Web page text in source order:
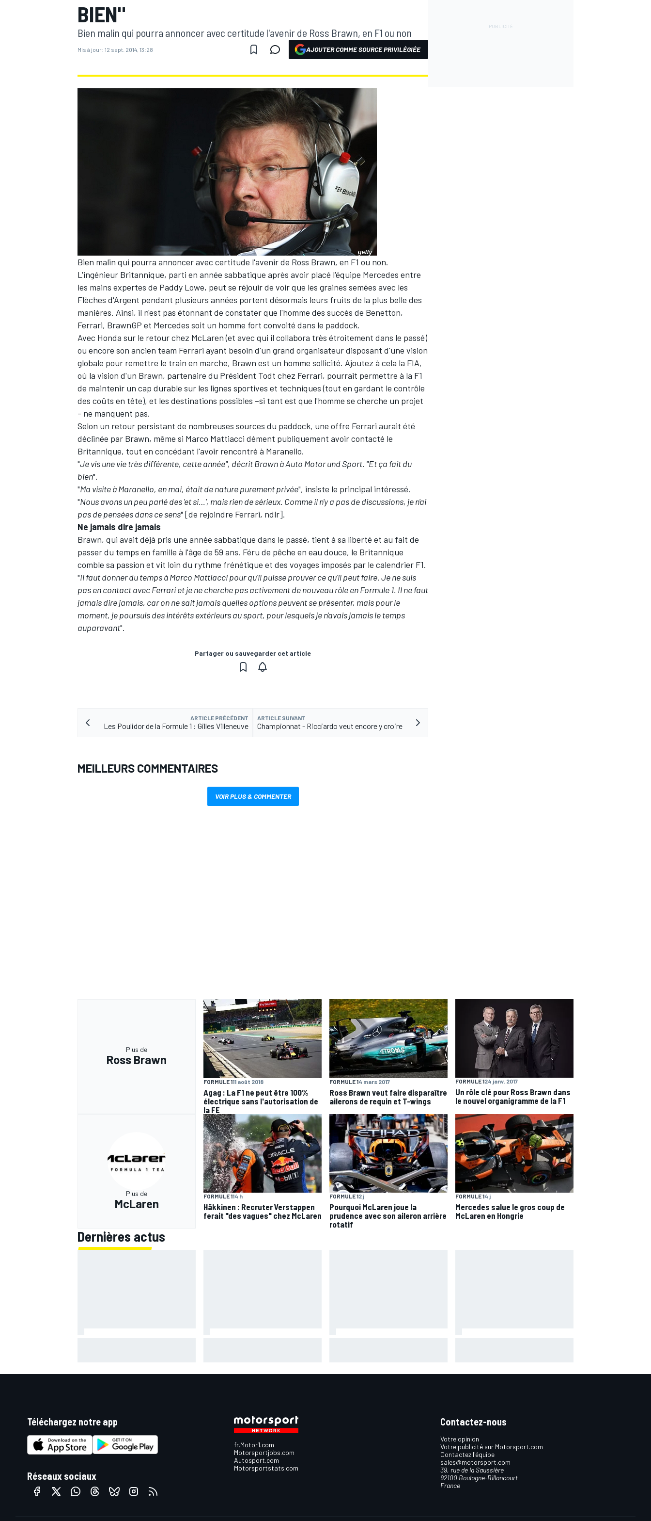
MOTOGP
WEC
BIEN"
Bien malin qui pourra annoncer avec certitude l'avenir de Ross Brawn, en F1 ou non
Mis à jour: 12 sept. 2014, 13:28 AJOUTER COMME SOURCE PRIVILÉGIÉE
Bien malin qui pourra annoncer avec certitude l'avenir de Ross Brawn, en F1 ou non.
L'ingénieur Britannique, parti en année sabbatique après avoir placé l'équipe Mercedes entre
les mains expertes de Paddy Lowe, peut se réjouir de voir que les graines semées avec les
Flèches d'Argent pendant plusieurs années portent désormais leurs fruits de la plus belle des
manières. Ainsi, il n'est pas étonnant de constater que l'homme des succès de Benetton,
Ferrari, BrawnGP et Mercedes soit un homme fort convoité dans le paddock.
Avec Honda sur le retour chez McLaren (et avec qui il collabora très étroitement dans le passé)
ou encore son ancien team Ferrari ayant besoin d'un grand organisateur disposant d'une vision
globale pour remettre le train en marche, Brawn est un homme sollicité. Ajoutez à cela la FIA,
où la vision d'un Brawn, partenaire du Président Todt chez Ferrari, pourrait permettre à la F1
de maintenir un cap durable sur les lignes sportives et techniques (tout en gardant le contrôle
des coûts en tête), et les destinations possibles –si tant est que l'homme se cherche un projet
- ne manquent pas.
Selon un retour persistant de nombreuses sources du paddock, une offre Ferrari aurait été
déclinée par Brawn, même si Marco Mattiacci dément publiquement avoir contacté le
Britannique, tout en concédant l'avoir rencontré à Maranello.
"Je vis une vie très différente, cette année", décrit Brawn à Auto Motor und Sport. "Et ça fait du
bien".
"Ma visite à Maranello, en mai, était de nature purement privée", insiste le principal intéressé.
"Nous avons un peu parlé des 'et si…', mais rien de sérieux. Comme il n'y a pas de discussions, je n'ai
pas de pensées dans ce sens" [de rejoindre Ferrari, ndlr].
Ne jamais dire jamais
Brawn, qui avait déjà pris une année sabbatique dans le passé, tient à sa liberté et au fait de
passer du temps en famille à l'âge de 59 ans. Féru de pêche en eau douce, le Britannique
comble sa passion et vit loin du rythme frénétique et des voyages imposés par le calendrier F1.
"Il faut donner du temps à Marco Mattiacci pour qu'il puisse prouver ce qu'il peut faire. Je ne suis
pas en contact avec Ferrari et je ne cherche pas activement de nouveau rôle en Formule 1. Il ne faut
jamais dire jamais, car on ne sait jamais quelles options peuvent se présenter, mais pour le
moment, je poursuis des intérêts extérieurs au sport, pour lesquels je n'avais jamais le temps
auparavant".
Partager ou sauvegarder cet article
ARTICLE PRÉCÉDENT
Les Poulidor de la Formule 1 : Gilles Villeneuve
ARTICLE SUIVANT
Championnat - Ricciardo veut encore y croire
MEILLEURS COMMENTAIRES
VOIR PLUS & COMMENTER
Plus de
Ross Brawn
FORMULE 111 août 2018
Agag : La F1 ne peut être 100%
électrique sans l'autorisation de
la FE
FORMULE 14 mars 2017
Ross Brawn veut faire disparaître
ailerons de requin et T-wings
FORMULE 124 janv. 2017
Un rôle clé pour Ross Brawn dans
le nouvel organigramme de la F1
Plus de
McLaren
FORMULE 114 h
Häkkinen : Recruter Verstappen
ferait "des vagues" chez McLaren
FORMULE 12 j
Pourquoi McLaren joue la
prudence avec son aileron arrière
rotatif
FORMULE 14 j
Mercedes salue le gros coup de
McLaren en Hongrie
Dernières actus
Téléchargez notre app
Réseaux sociaux
fr.Motor1.com
Motorsportjobs.com
Autosport.com
Motorsportstats.com
Contactez-nous
Votre opinion
Votre publicité sur Motorsport.com
Contactez l'équipe
sales@motorsport.com
39, rue de la Saussière
92100 Boulogne-Billancourt
France